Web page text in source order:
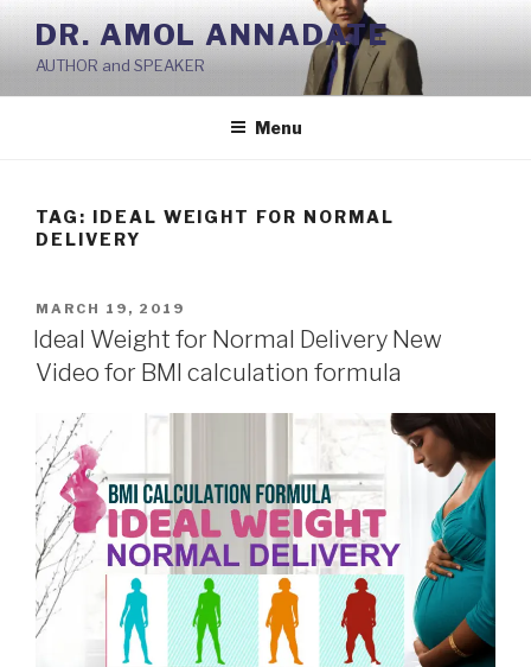
Skip
content
DR. AMOL ANNADATE
AUTHOR and SPEAKER
Menu
TAG: IDEAL WEIGHT FOR NORMAL
DELIVERY
POSTED
ON
MARCH 19, 2019
Ideal Weight for Normal Delivery New
Video for BMI calculation formula